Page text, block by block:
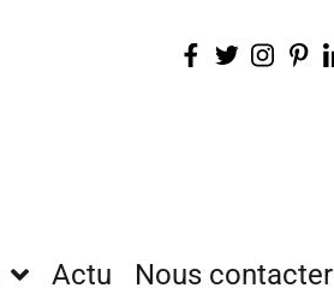
Actu Nous contacter